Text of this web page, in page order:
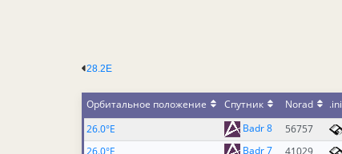
28.2E
Орбитальное положение Спутник Norad .ini
26.0°E
Badr 8 56757
Badr 7